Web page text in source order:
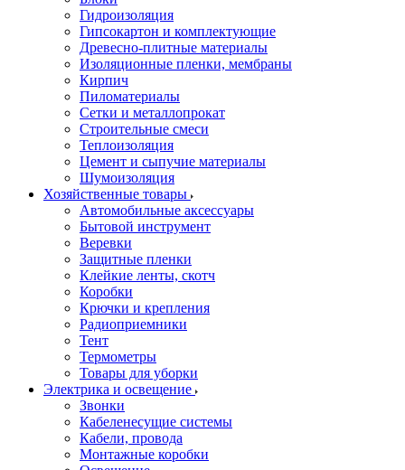
Гидроизоляция
Гипсокартон и комплектующие
Древесно-плитные материалы
Изоляционные пленки, мембраны
Кирпич
Пиломатериалы
Сетки и металлопрокат
Строительные смеси
Теплоизоляция
Цемент и сыпучие материалы
Шумоизоляция
Хозяйственные товары
Автомобильные аксессуары
Бытовой инструмент
Веревки
Защитные пленки
Клейкие ленты, скотч
Коробки
Крючки и крепления
Радиоприемники
Тент
Термометры
Товары для уборки
Электрика и освещение
Звонки
Кабеленесущие системы
Кабели, провода
Монтажные коробки